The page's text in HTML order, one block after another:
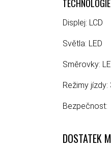
TECHNOLOGIE
Displej: LCD
Světla: LED
Směrovky:
Režimy
Bezpečnost:
DOSTATEK